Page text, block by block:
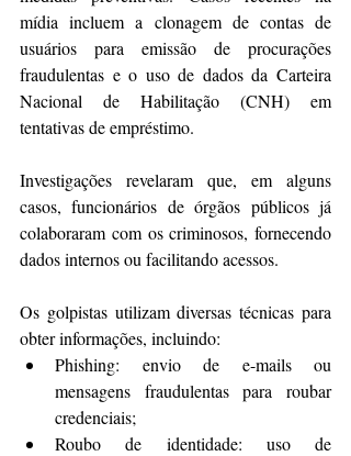
mídia incluem a clonagem de contas de
usuários para emissão de procurações
fraudulentas e o uso de dados da Carteira
Nacional de Habilitação (CNH) em
tentativas de empréstimo.
Investigações revelaram que, em alguns
casos, funcionários de órgãos públicos já
colaboraram com os criminosos, fornecendo
dados internos ou facilitando acessos.
Os golpistas utilizam diversas técnicas para
obter informações, incluindo:
Phishing: envio de e-mails ou
mensagens fraudulentas para roubar
credenciais;
Roubo de identidade: uso de